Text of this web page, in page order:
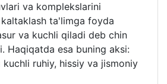
va komplekslarini
ta'limga foyda
va kuchli qiladi deb chin
Haqiqatda esa buning aksi:
ruhiy, hissiy va jismoniy